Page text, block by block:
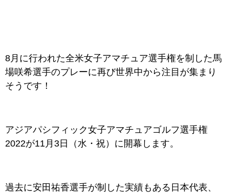
8月に行われた全米女子アマチュア選手権を制した馬
場咲希選手のプレーに再び世界中から注目が集まり
そうです！
アジアパシフィック女子アマチュアゴルフ選手権
2022が11月3日（水・祝）に開幕します。
過去に安田祐香選手が制した実績もある日本代表、